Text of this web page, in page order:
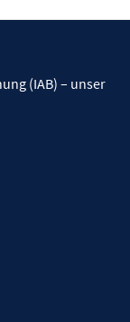
(IAB) – unser